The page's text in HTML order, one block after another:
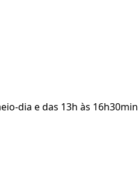
dia e das 13h às 16h30min